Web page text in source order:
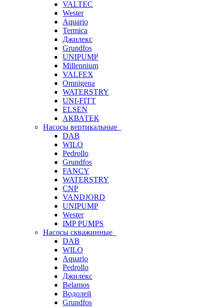
VALTEC
Wester
Aquario
Termica
Джилекс
Grundfos
UNIPUMP
Millennium
VALFEX
Omnigena
WATERSTRY
UNI-FITT
ELSEN
АКВАТЕК
Насосы вертикальные
DAB
WILO
Pedrollo
Grundfos
FANCY
WATERSTRY
CNP
VANDJORD
UNIPUMP
Wester
IMP PUMPS
Насосы скважинные
DAB
WILO
Aquario
Pedrollo
Джилекс
Belamos
Водолей
Grundfos